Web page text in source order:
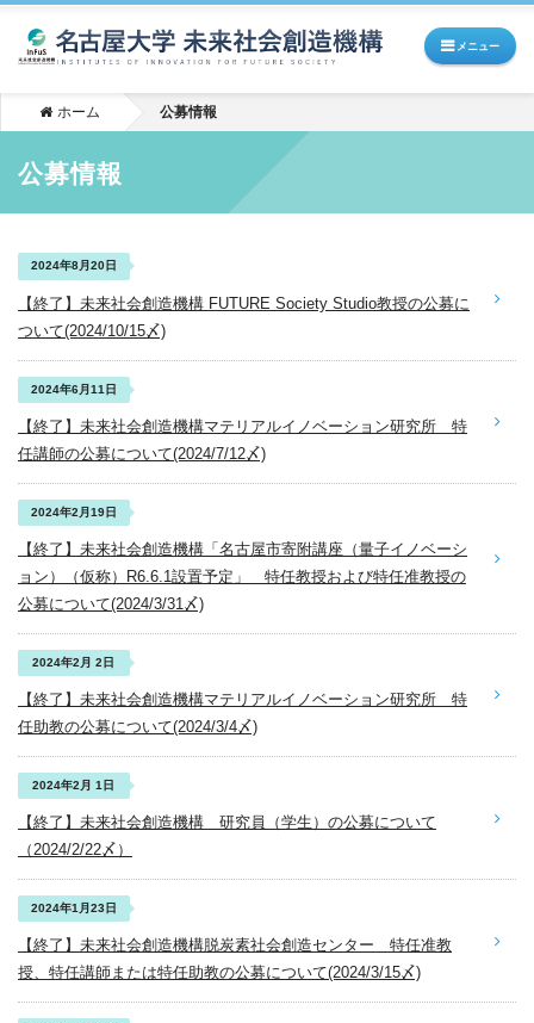
メニュー
ホーム 公募情報
公募情報
2024年8月20日
【終了】未来社会創造機構 FUTURE Society Studio教授の公募に
ついて(2024/10/15〆)
2024年6月11日
【終了】未来社会創造機構マテリアルイノベーション研究所 特
任講師の公募について(2024/7/12〆)
2024年2月19日
【終了】未来社会創造機構「名古屋市寄附講座（量子イノベーシ
ョン）（仮称）R6.6.1設置予定」 特任教授および特任准教授の
公募について(2024/3/31〆)
2024年2月 2日
【終了】未来社会創造機構マテリアルイノベーション研究所 特
任助教の公募について(2024/3/4〆)
2024年2月 1日
【終了】未来社会創造機構 研究員（学生）の公募について
（2024/2/22〆）
2024年1月23日
【終了】未来社会創造機構脱炭素社会創造センター 特任准教
授、特任講師または特任助教の公募について(2024/3/15〆)